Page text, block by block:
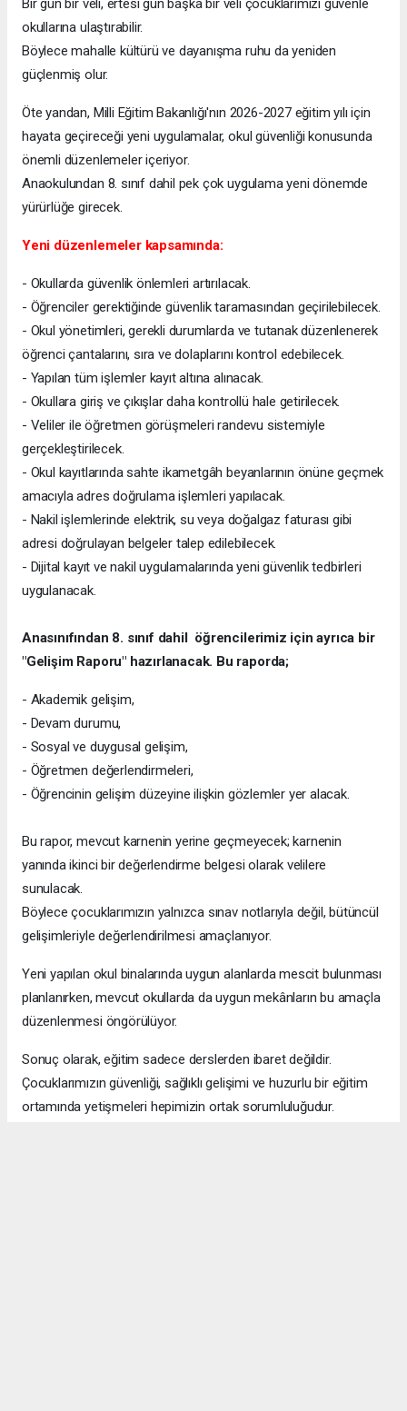
Bir gün bir veli, ertesi gün başka bir veli çocuklarımızı güvenle
okullarına ulaştırabilir.
Böylece mahalle kültürü ve dayanışma ruhu da yeniden
güçlenmiş olur.
Öte yandan, Milli Eğitim Bakanlığı'nın 2026-2027 eğitim yılı için
hayata geçireceği yeni uygulamalar, okul güvenliği konusunda
önemli düzenlemeler içeriyor.
Anaokulundan 8. sınıf dahil pek çok uygulama yeni dönemde
yürürlüğe girecek.
Yeni düzenlemeler kapsamında:
- Okullarda güvenlik önlemleri artırılacak.
- Öğrenciler gerektiğinde güvenlik taramasından geçirilebilecek.
- Okul yönetimleri, gerekli durumlarda ve tutanak düzenlenerek
öğrenci çantalarını, sıra ve dolaplarını kontrol edebilecek.
- Yapılan tüm işlemler kayıt altına alınacak.
- Okullara giriş ve çıkışlar daha kontrollü hale getirilecek.
- Veliler ile öğretmen görüşmeleri randevu sistemiyle
gerçekleştirilecek.
- Okul kayıtlarında sahte ikametgâh beyanlarının önüne geçmek
amacıyla adres doğrulama işlemleri yapılacak.
- Nakil işlemlerinde elektrik, su veya doğalgaz faturası gibi
adresi doğrulayan belgeler talep edilebilecek.
- Dijital kayıt ve nakil uygulamalarında yeni güvenlik tedbirleri
uygulanacak.
Anasınıfından 8. sınıf dahil öğrencilerimiz için ayrıca bir
"Gelişim Raporu" hazırlanacak. Bu raporda;
- Akademik gelişim,
- Devam durumu,
- Sosyal ve duygusal gelişim,
- Öğretmen değerlendirmeleri,
- Öğrencinin gelişim düzeyine ilişkin gözlemler yer alacak.
Bu rapor, mevcut karnenin yerine geçmeyecek; karnenin
yanında ikinci bir değerlendirme belgesi olarak velilere
sunulacak.
Böylece çocuklarımızın yalnızca sınav notlarıyla değil, bütüncül
gelişimleriyle değerlendirilmesi amaçlanıyor.
Yeni yapılan okul binalarında uygun alanlarda mescit bulunması
planlanırken, mevcut okullarda da uygun mekânların bu amaçla
düzenlenmesi öngörülüyor.
Sonuç olarak, eğitim sadece derslerden ibaret değildir.
Çocuklarımızın güvenliği, sağlıklı gelişimi ve huzurlu bir eğitim
ortamında yetişmeleri hepimizin ortak sorumluluğudur.